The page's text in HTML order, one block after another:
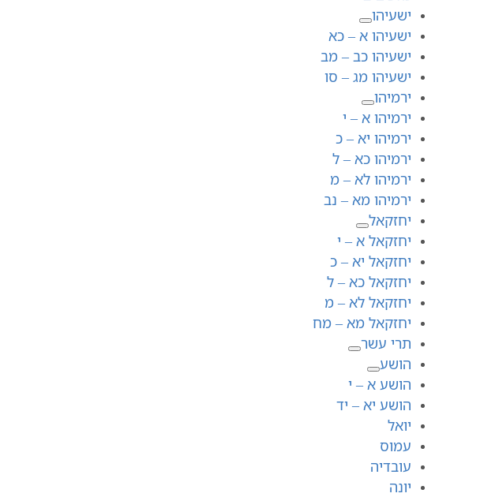
ישעיהו
ישעיהו א – כא
ישעיהו כב – מב
ישעיהו מג – סו
ירמיהו
ירמיהו א – י
ירמיהו יא – כ
ירמיהו כא – ל
ירמיהו לא – מ
ירמיהו מא – נב
יחזקאל
יחזקאל א – י
יחזקאל יא – כ
יחזקאל כא – ל
יחזקאל לא – מ
יחזקאל מא – מח
תרי עשר
הושע
הושע א – י
הושע יא – יד
יואל
עמוס
עובדיה
יונה